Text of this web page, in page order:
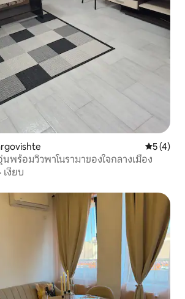
คะแนนเฉ
5 (4)
ร้อมวิวพาโนรามาของใจกลางเมือง
· เงียบ